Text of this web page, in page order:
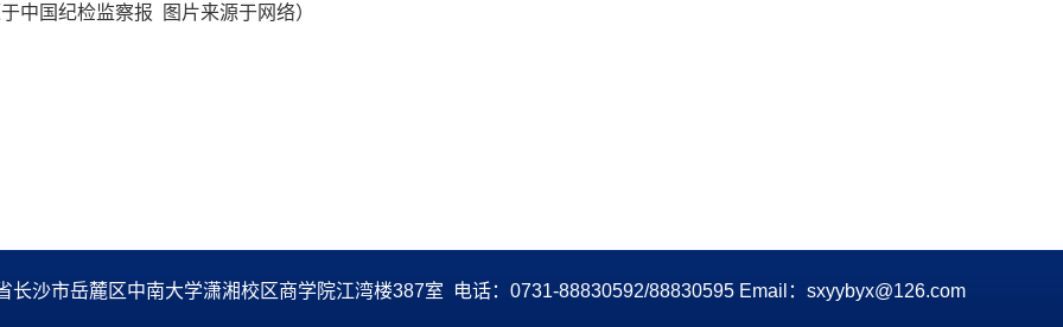
于中国纪检监察报 图片来源于网络）
沙市岳麓区中南大学潇湘校区商学院江湾楼387室 电话：0731-88830592/88830595 Email：sxyybyx@126.com